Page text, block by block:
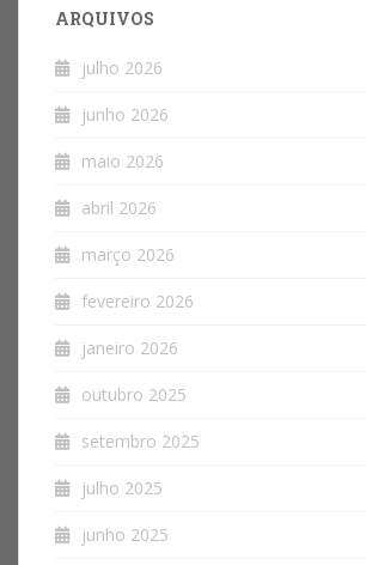
ARQUIVOS
julho 2026
junho 2026
maio 2026
abril 2026
março 2026
fevereiro 2026
janeiro 2026
outubro 2025
setembro 2025
julho 2025
junho 2025